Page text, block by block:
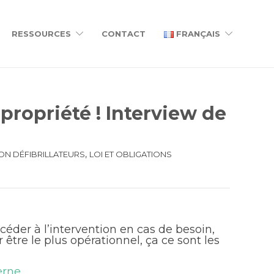
RESSOURCES CONTACT FRANÇAIS
! Interview de
DÉFIBRILLATEURS, LOI ET OBLIGATIONS
à l’intervention en cas de besoin,
le plus opérationnel, ça ce sont les